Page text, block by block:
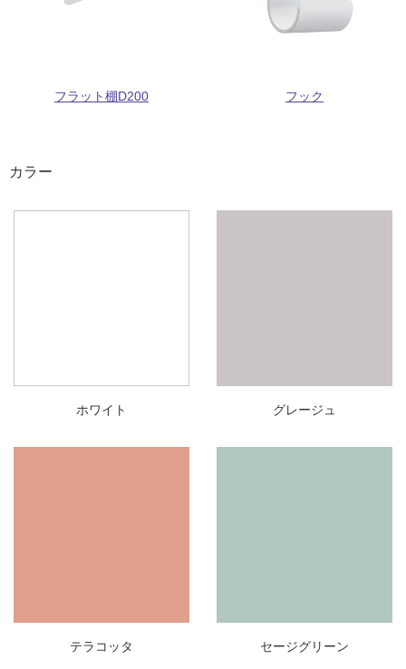
フラット棚D200 フック
カラー
ホワイト グレージュ
テラコッタ セージグリーン